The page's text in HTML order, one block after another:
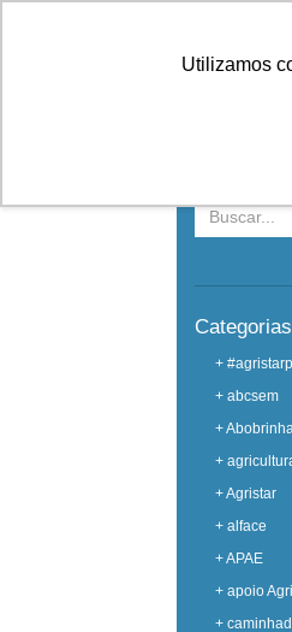
Utilizamos
Categorias
+
+ abcsem
+
+
+ Agristar
+ alface
+ APAE
+ apoio
+